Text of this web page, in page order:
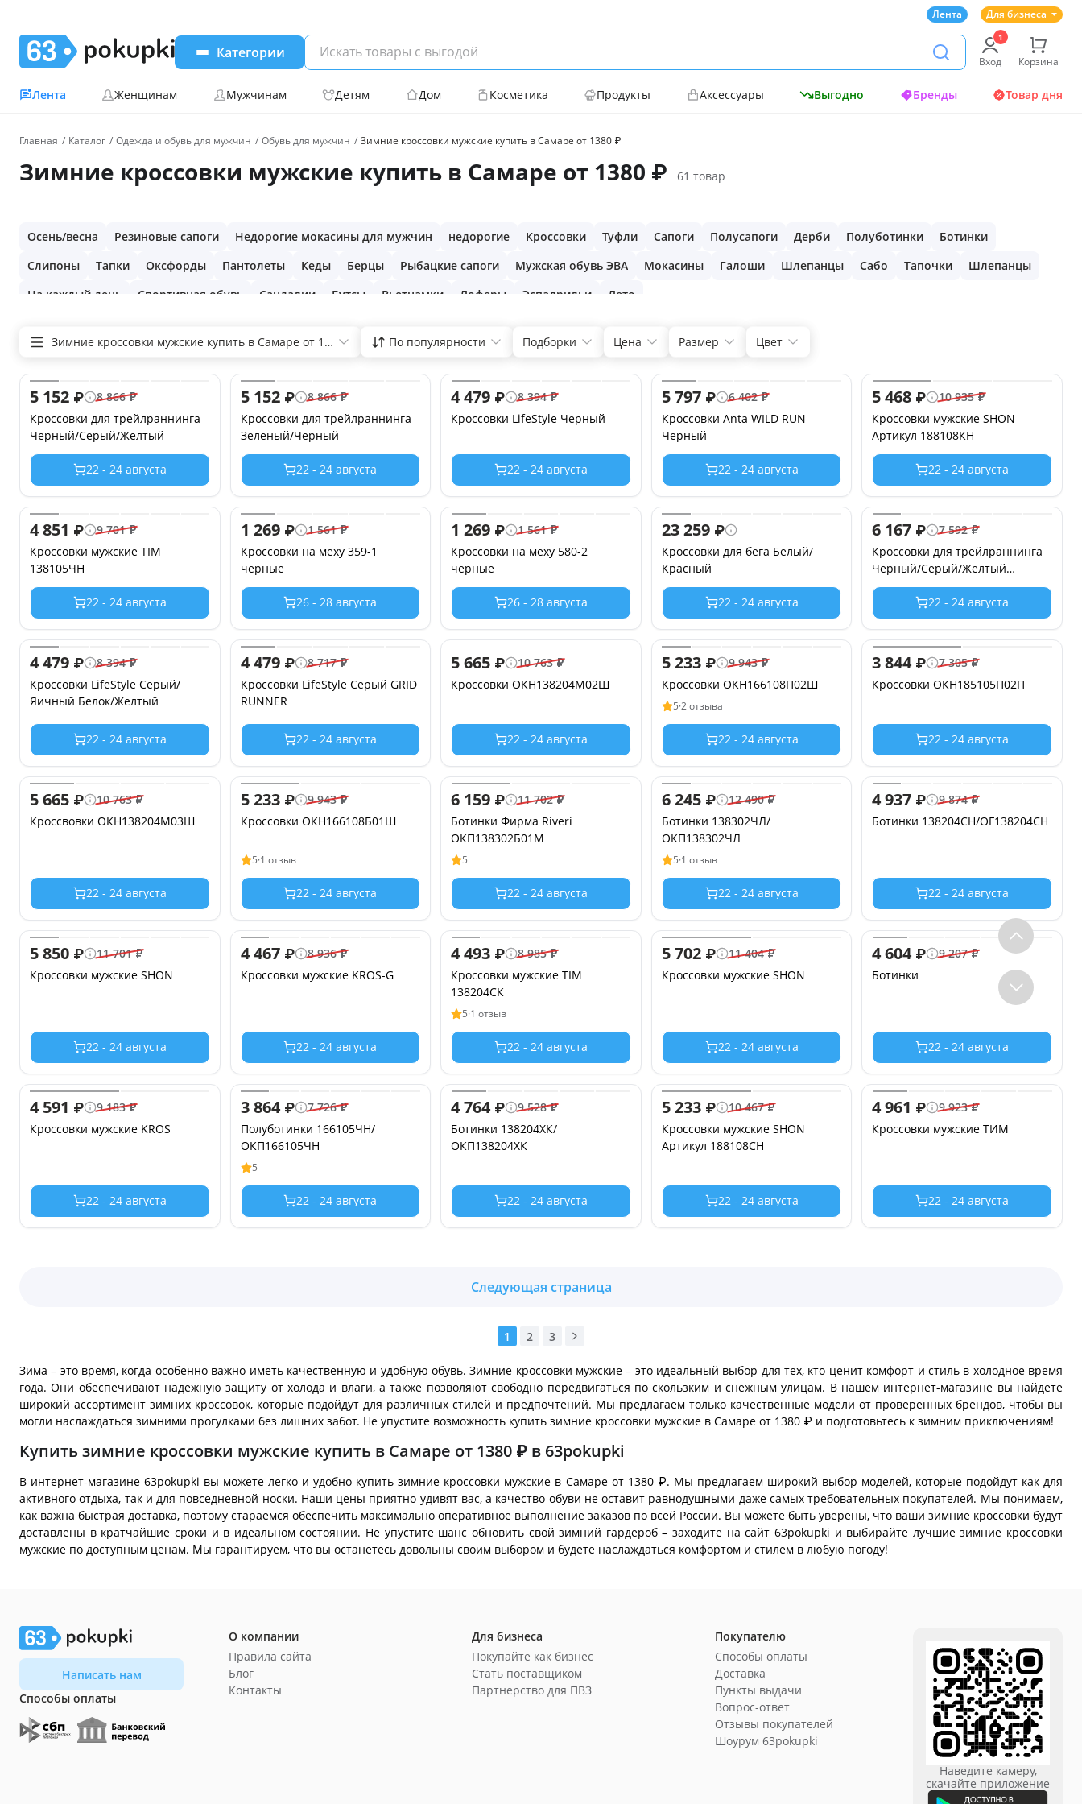
Лента Для бизнеса
Категории
Вход Корзина
Лента Женщинам Мужчинам Детям Дом Косметика Продукты Аксессуары Выгодно Бренды Товар дня
Главная Каталог Одежда и обувь для мужчин Обувь для мужчин Зимние кроссовки мужские купить в Самаре от 1380 ₽
Зимние кроссовки мужские купить в Самаре от 1380 ₽ 61 товар
Осень/весна Резиновые сапоги Недорогие мокасины для мужчин недорогие Кроссовки Туфли Сапоги Полусапоги Дерби Полуботинки
Ботинки
Слипоны
Тапки Оксфорды Пантолеты Кеды Берцы Рыбацкие сапоги Мужская обувь ЭВА Мокасины Галоши Шлепанцы Сабо Тапочки
Шлепанцы
На каждый день
Спортивная обувь Сандалии Бутсы Вьетнамки Лоферы Эспадрильи Лето
Зимние кроссовки мужские купить в Самаре от 1380 ₽ По популярности Подборки Цена Размер Цвет
5 152 ₽ 8 866₽
Кроссовки для трейлраннинга
Черный/Серый/Желтый
22 - 24 августа
5 152₽ 8 866₽
Кроссовки для трейлраннинга
Зеленый/Черный
22 - 24 августа
4 479 ₽ 8 394₽
Кроссовки LifeStyle Черный
22 - 24 августа
5 797₽ 6 402₽
Кроссовки Anta WILD RUN
Черный
22 - 24 августа
5 468 ₽ 10 935₽
Кроссовки мужские SHON
Артикул 188108КН
22 - 24 августа
4 851 ₽ 9 701₽
Кроссовки мужские TIM
138105ЧН
22 - 24 августа
1 269₽ 1 561₽
Кроссовки на меху 359-1
черные
26 - 28 августа
1 269 ₽ 1 561₽
Кроссовки на меху 580-2
черные
26 - 28 августа
23 259₽
Кроссовки для бега Белый/
Красный
22 - 24 августа
6 167 ₽ 7 592₽
Кроссовки для трейлраннинга
Черный/Серый/Желтый
VENTURE
22 - 24 августа
4 479 ₽ 8 394₽
Кроссовки LifeStyle Серый/
Яичный Белок/Желтый
22 - 24 августа
4 479₽ 8 717₽
Кроссовки LifeStyle Серый GRID
RUNNER
22 - 24 августа
5 665 ₽ 10 763₽
Кроссовки ОКН138204М02Ш
22 - 24 августа
5 233₽ 9 943₽
Кроссовки ОКН166108П02Ш
5·2 отзыва
22 - 24 августа
3 844₽ 7 305₽
Кроссовки ОКН185105П02П
22 - 24 августа
5 665 ₽ 10 763₽
Кроссвовки ОКН138204М03Ш
22 - 24 августа
5 233₽ 9 943₽
Кроссовки ОКН166108Б01Ш
5·1 отзыв
22 - 24 августа
6 159 ₽ 11 702₽
Ботинки Фирма Riveri
ОКП138302Б01М
5
22 - 24 августа
6 245₽ 12 490₽
Ботинки 138302ЧЛ/
ОКП138302ЧЛ
5·1 отзыв
22 - 24 августа
4 937 ₽ 9 874₽
Ботинки 138204СН/ОГ138204СН
22 - 24 августа
5 850 ₽ 11 701₽
Кроссовки мужские SHON
22 - 24 августа
4 467₽ 8 936₽
Кроссовки мужские KROS-G
22 - 24 августа
4 493 ₽ 8 985₽
Кроссовки мужские TIM
138204СК
5·1 отзыв
22 - 24 августа
5 702₽ 11 404₽
Кроссовки мужские SHON
22 - 24 августа
4 604₽ 9 207₽
Ботинки
22 - 24 августа
4 591 ₽ 9 183₽
Кроссовки мужские KROS
22 - 24 августа
3 864₽ 7 726₽
Полуботинки 166105ЧН/
ОКП166105ЧН
5
22 - 24 августа
4 764₽ 9 528₽
Ботинки 138204ХК/
ОКП138204ХК
22 - 24 августа
5 233₽ 10 467₽
Кроссовки мужские SHON
Артикул 188108СН
22 - 24 августа
4 961 ₽ 9 923₽
Кроссовки мужские ТИМ
22 - 24 августа
Следующая страница
1 2 3
Зима – это время, когда особенно важно иметь качественную и удобную обувь. Зимние кроссовки мужские – это идеальный выбор для тех, кто ценит комфорт и стиль в холодное время
года. Они обеспечивают надежную защиту от холода и влаги, а также позволяют свободно передвигаться по скользким и снежным улицам. В нашем интернет-магазине вы найдете
широкий ассортимент зимних кроссовок, которые подойдут для различных стилей и предпочтений. Мы предлагаем только качественные модели от проверенных брендов, чтобы вы
могли наслаждаться зимними прогулками без лишних забот. Не упустите возможность купить зимние кроссовки мужские в Самаре от 1380 ₽ и подготовьтесь к зимним приключениям!
Купить зимние кроссовки мужские купить в Самаре от 1380 ₽ в 63pokupki
В интернет-магазине 63pokupki вы можете легко и удобно купить зимние кроссовки мужские в Самаре от 1380 ₽. Мы предлагаем широкий выбор моделей, которые подойдут как для
активного отдыха, так и для повседневной носки. Наши цены приятно удивят вас, а качество обуви не оставит равнодушными даже самых требовательных покупателей. Мы понимаем,
как важна быстрая доставка, поэтому стараемся обеспечить максимально оперативное выполнение заказов по всей России. Вы можете быть уверены, что ваши зимние кроссовки будут
доставлены в кратчайшие сроки и в идеальном состоянии. Не упустите шанс обновить свой зимний гардероб – заходите на сайт 63pokupki и выбирайте лучшие зимние кроссовки
мужские по доступным ценам. Мы гарантируем, что вы останетесь довольны своим выбором и будете наслаждаться комфортом и стилем в любую погоду!
Написать нам
Способы оплаты
О компании
Правила сайта
Блог
Контакты
Для бизнеса
Покупайте как бизнес
Стать поставщиком
Партнерство для ПВЗ
Покупателю
Способы оплаты
Доставка
Пункты выдачи
Вопрос-ответ
Отзывы покупателей
Шоурум 63pokupki
Наведите камеру,
скачайте приложение